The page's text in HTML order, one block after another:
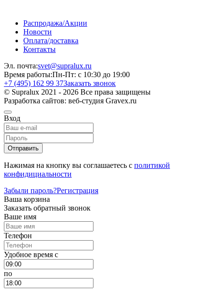
Распродажа/Акции
Новости
Оплата/доставка
Контакты
Эл. почта:svet@supralux.ru
Время работы:Пн-Пт: с 10:30 до 19:00
+7 (495) 162 99 37Заказать звонок
© Supralux 2021 - 2026 Все права защищены
Разработка сайтов: веб-студия Gravex.ru
Вход
Отправить
Нажимая на кнопку вы соглашаетесь с политикой
конфидициальности
Забыли пароль?Регистрация
Ваша корзина
Заказать обратный звонок
Ваше имя
Телефон
Удобное время c
по